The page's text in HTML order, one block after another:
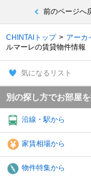
前のページへ
CHINTAIトップ アーカ
ルマーレの賃貸物件情報
気になるリスト
別の探し方でお部屋
沿線・駅から
家賃相場から
物件特集から